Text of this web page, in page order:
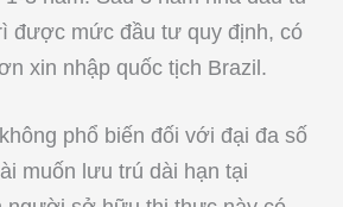
được mức đầu tư quy định, có
xin nhập quốc tịch Brazil.
phổ biến đối với đại đa số
muốn lưu trú dài hạn tại